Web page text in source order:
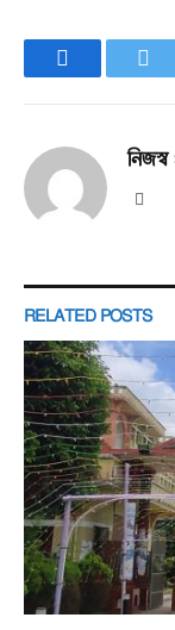
Facebook
RELATED POSTS